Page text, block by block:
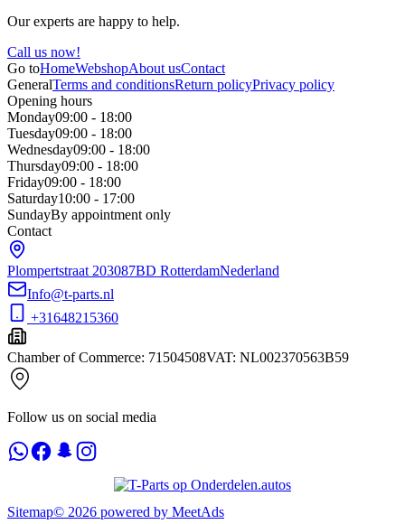
Our experts are happy to help.
Call us now!
Go toHomeWebshopAbout usContact
GeneralTerms and conditionsReturn policyPrivacy policy
Opening hours
Monday09:00 - 18:00
Tuesday09:00 - 18:00
Wednesday09:00 - 18:00
Thursday09:00 - 18:00
Friday09:00 - 18:00
Saturday10:00 - 17:00
SundayBy appointment only
Contact
Plompertstraat 203087BD RotterdamNederland
Info@t-parts.nl
+31648215360
Chamber of Commerce: 71504508VAT: NL002370563B59
Follow us on social media
Sitemap© 2026 powered by MeetAds